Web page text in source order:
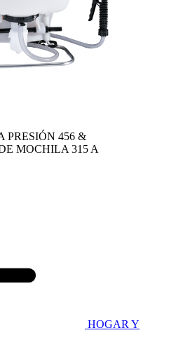
PRESIÓN 456 &
MOCHILA 315 A
HOGAR Y